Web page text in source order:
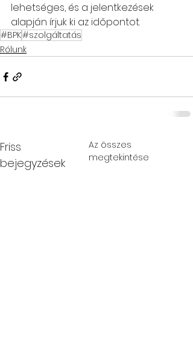
lehetséges, és a jelentkezések
alapján írjuk ki az időpontot.
#BPK#szolgáltatás
Rólunk
Friss
bejegyzések
Az összes
megtekintése